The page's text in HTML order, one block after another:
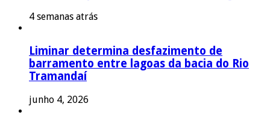
4 semanas atrás
Liminar determina desfazimento de
barramento entre lagoas da bacia do Rio
Tramandaí
junho 4, 2026